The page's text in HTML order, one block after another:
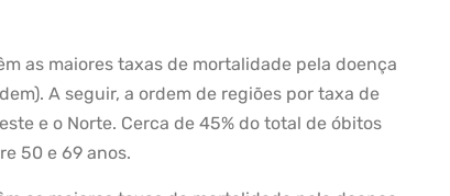
as maiores taxas de mortalidade pela doença
A seguir, a ordem de regiões por taxa de
e o Norte. Cerca de 45% do total de óbitos
50 e 69 anos.